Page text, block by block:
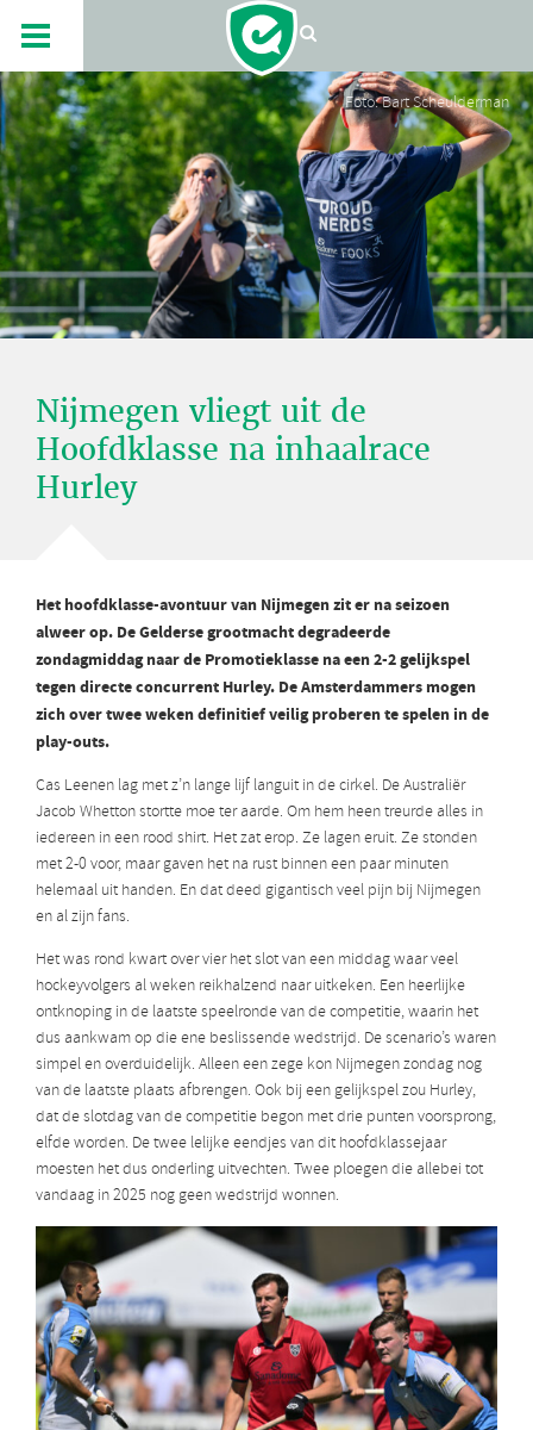
Foto: Bart Scheulderman
Nijmegen vliegt uit de
Hoofdklasse na inhaalrace
Hurley
Het hoofdklasse-avontuur van Nijmegen zit er na seizoen
alweer op. De Gelderse grootmacht degradeerde
zondagmiddag naar de Promotieklasse na een 2-2 gelijkspel
tegen directe concurrent Hurley. De Amsterdammers mogen
zich over twee weken definitief veilig proberen te spelen in de
play-outs.
Cas Leenen lag met z’n lange lijf languit in de cirkel. De Australiër
Jacob Whetton stortte moe ter aarde. Om hem heen treurde alles in
iedereen in een rood shirt. Het zat erop. Ze lagen eruit. Ze stonden
met 2-0 voor, maar gaven het na rust binnen een paar minuten
helemaal uit handen. En dat deed gigantisch veel pijn bij Nijmegen
en al zijn fans.
Het was rond kwart over vier het slot van een middag waar veel
hockeyvolgers al weken reikhalzend naar uitkeken. Een heerlijke
ontknoping in de laatste speelronde van de competitie, waarin het
dus aankwam op die ene beslissende wedstrijd. De scenario’s waren
simpel en overduidelijk. Alleen een zege kon Nijmegen zondag nog
van de laatste plaats afbrengen. Ook bij een gelijkspel zou Hurley,
dat de slotdag van de competitie begon met drie punten voorsprong,
elfde worden. De twee lelijke eendjes van dit hoofdklassejaar
moesten het dus onderling uitvechten. Twee ploegen die allebei tot
vandaag in 2025 nog geen wedstrijd wonnen.